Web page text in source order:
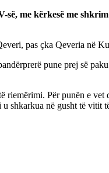
me kërkesë me
pas çka Qeveria në
pune prej së
Për punën e
shkarkua në gusht të vitit